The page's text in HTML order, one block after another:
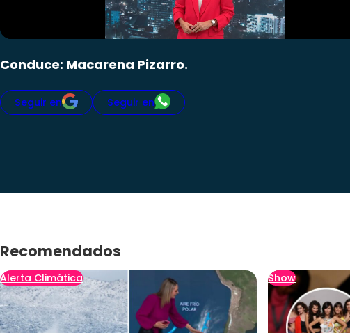
Conduce: Macarena Pizarro.
Seguir en Seguir en
Recomendados
Alerta Climática Show